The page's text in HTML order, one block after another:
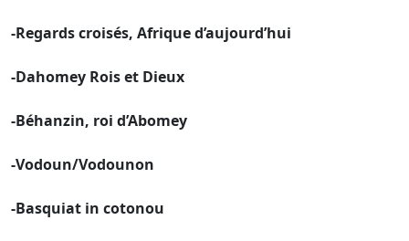
-Regards croisés, Afrique d’aujourd’hui
-Dahomey Rois et Dieux
-Béhanzin, roi d’Abomey
-Vodoun/Vodounon
-Basquiat in cotonou